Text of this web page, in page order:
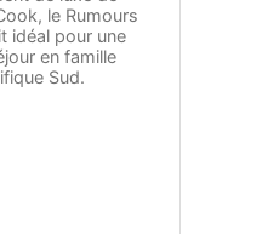
le Rumours
idéal pour une
en famille
Sud.